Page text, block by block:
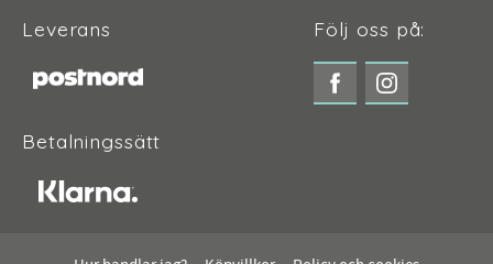
Leverans
Betalningssätt
Följ oss på: